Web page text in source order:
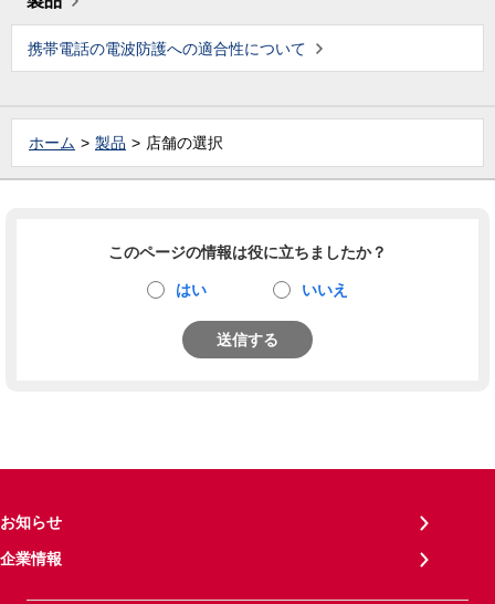
携帯電話の電波防護への適合性について
ホーム 製品 店舗の選択
このページの情報は役に立ちましたか？
はい いいえ
送信する
お知らせ
企業情報